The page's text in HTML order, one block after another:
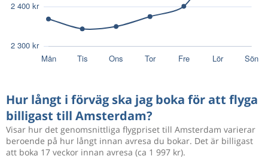
Hur långt i förväg ska jag boka för att flyga
billigast till Amsterdam?
Visar hur det genomsnittliga flygpriset till Amsterdam varierar
beroende på hur långt innan avresa du bokar. Det är billigast
att boka 17 veckor innan avresa (ca 1 997 kr).